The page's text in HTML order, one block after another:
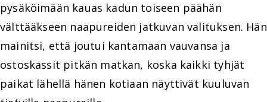
pysäköimään kauas kadun toiseen päähän
välttääkseen naapureiden jatkuvan valituksen. Hän
mainitsi, että joutui kantamaan vauvansa ja
ostoskassit pitkän matkan, koska kaikki tyhjät
paikat lähellä hänen kotiaan näyttivät kuuluvan